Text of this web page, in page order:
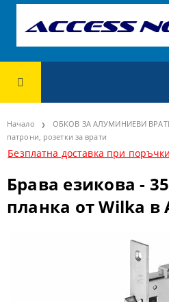
Начало ОБКОВ ЗА АЛУМИНИЕВИ
патрони, розетки за врати
Безплатна доставка при
Брава езикова -
планка от Wilka в